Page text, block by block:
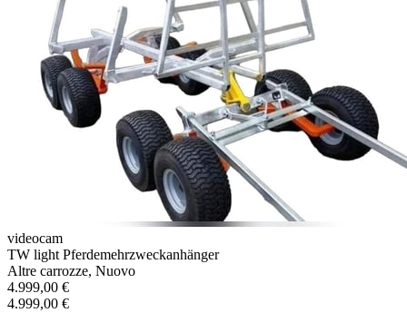
videocam
TW light Pferdemehrzweckanhänger
Altre carrozze, Nuovo
4.999,00 €
4.999,00 €